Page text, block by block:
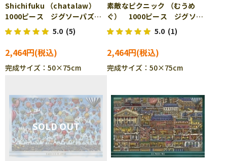
Shichifuku （chatalaw）
1000ピース ジグソーパズ
ル EPO-12-519s
5.0 (5)
2,464円
完成サイズ：50×75cm
素敵なピクニック （むうめ
ぐ） 1000ピース ジグソー
パズル EPO-12-526s
5.0 (1)
2,464円
完成サイズ：50×75cm